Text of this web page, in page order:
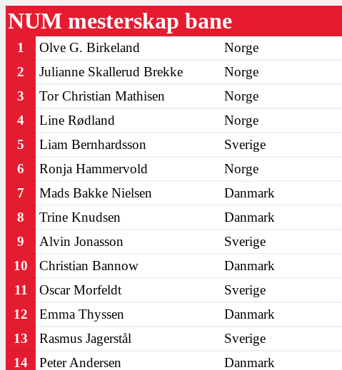
NUM mesterskap bane
1 Olve G. Birkeland Norge
2
Julianne Skallerud Brekke Norge
3
Tor Christian Mathisen Norge
4
Line Rødland Norge
5
Liam Bernhardsson Sverige
6
Ronja Hammervold Norge
7
Mads Bakke Nielsen Danmark
8
Trine Knudsen Danmark
9
Alvin Jonasson Sverige
10
Christian Bannow Danmark
11
Oscar Morfeldt Sverige
12
Emma Thyssen Danmark
13
Rasmus Jagerstål Sverige
14
Peter Andersen Danmark